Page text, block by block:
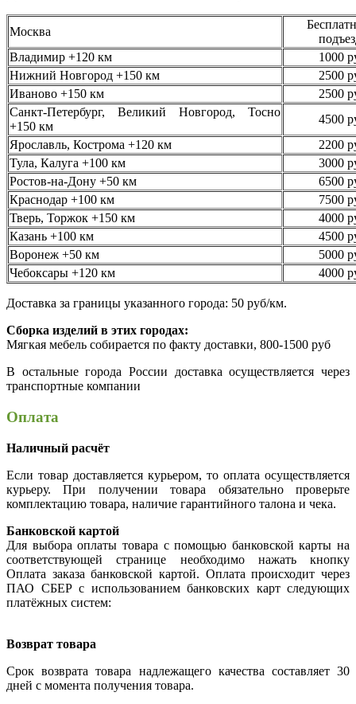
Москва
Владимир +120 км
1000
Нижний Новгород +150 км
2500
Иваново +150 км
2500
Санкт-Петербург, Великий Новгород, Тосно
+150 км
4500
Ярославль, Кострома +120 км
2200
Тула, Калуга +100 км
3000
Ростов-на-Дону +50 км
6500
Краснодар +100 км
7500
Тверь, Торжок +150 км
4000
Казань +100 км
4500
Воронеж +50 км
5000
Чебоксары +120 км
4000
Доставка за границы указанного города: 50 руб/км.
Сборка изделий в этих городах:
Мягкая мебель собирается по факту доставки, 800-1500 руб
В остальные города России доставка осуществляется через
транспортные компании
Оплата
Наличный расчёт
Если товар доставляется курьером, то оплата осуществляется
курьеру. При получении товара обязательно проверьте
комплектацию товара, наличие гарантийного талона и чека.
Банковской картой
Для выбора оплаты товара с помощью банковской карты на
соответствующей странице необходимо нажать кнопку
Оплата заказа банковской картой. Оплата происходит через
ПАО СБЕР с использованием банковских карт следующих
платёжных систем:
Возврат товара
Срок возврата товара надлежащего качества составляет 30
дней с момента получения товара.